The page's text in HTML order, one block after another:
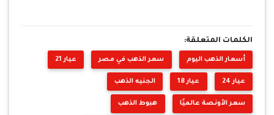
الكلمات المتعلقة:
أسعار الذهب اليوم سعر الذهب في مصر عيار 21
عيار 24 عيار 18 الجنيه الذهب
سعر الأونصة عالميًا هبوط الذهب